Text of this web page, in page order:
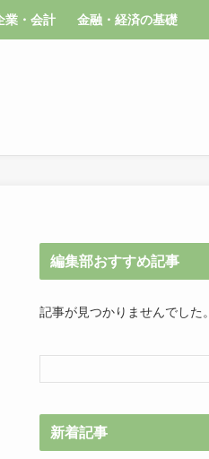
業・会計 金融・経済の基礎
編集部おすすめ記事
記事が見つかりませんでした。
新着記事